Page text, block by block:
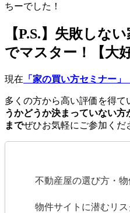
ちーでした！
【P.S.】失敗しな
でマスター！【大
現在 「家の買い方セミナー」
多くの方から高い評価を得て
うかどうか決まっていない
までぜひお気軽にご参加くだ
不動産屋の選び方・
物件サイトに潜むリ